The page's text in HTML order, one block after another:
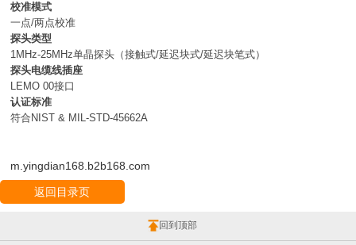
校准模式
一点/两点校准
探头类型
1MHz-25MHz单晶探头（接触式/延迟块式/延迟块笔式）
探头电缆线插座
LEMO 00接口
认证标准
符合NIST & MIL-STD-45662A
m.yingdian168.b2b168.com
返回目录页
回到顶部